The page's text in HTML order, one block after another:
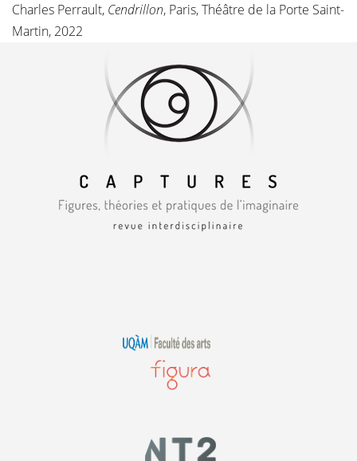
Charles Perrault, Cendrillon, Paris,Théâtre de la Porte Saint-
Martin, 2022